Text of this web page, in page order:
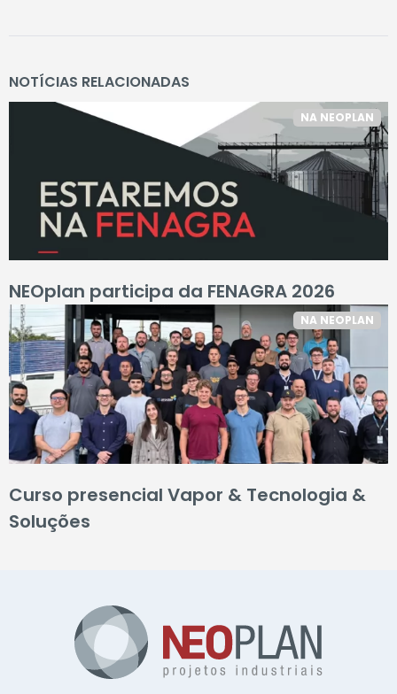
NOTÍCIAS RELACIONADAS
NEOplan participa da FENAGRA 2026
NA NEOPLAN
Curso presencial Vapor & Tecnologia &
Soluções
NA NEOPLAN